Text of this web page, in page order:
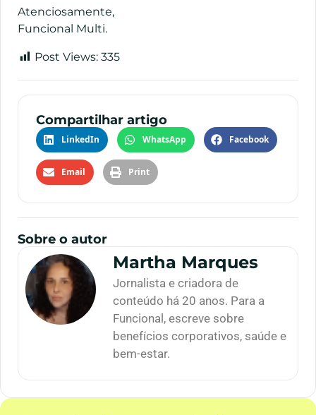
Atenciosamente,
Funcional Multi.
Post Views: 335
Compartilhar artigo
LinkedIn WhatsApp Facebook
Email Print
Sobre o autor
Martha Marques
Jornalista e criadora de
conteúdo há 20 anos. Para a
Funcional, escreve sobre
benefícios corporativos, saúde e
bem-estar.